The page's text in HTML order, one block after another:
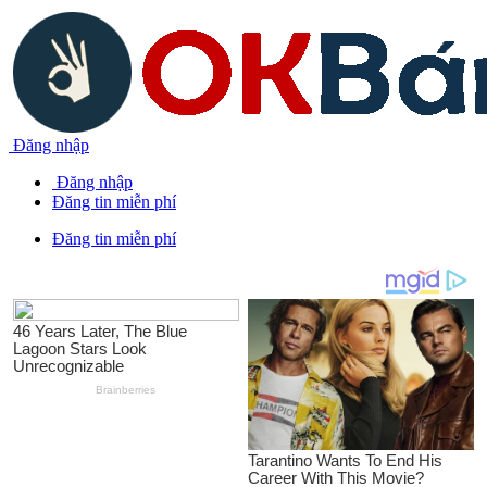
Đăng nhập
Đăng nhập
Đăng tin miễn phí
Đăng tin miễn phí